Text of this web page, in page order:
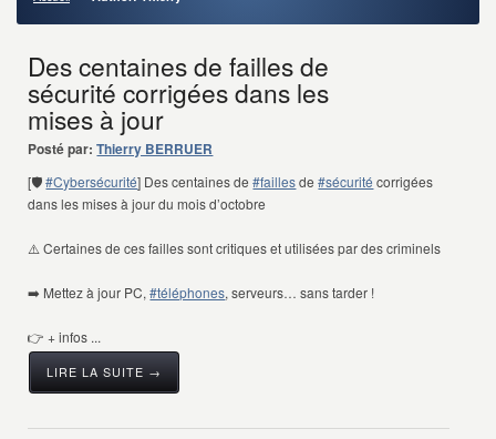
Des centaines de failles de
sécurité corrigées dans les
mises à jour
Posté par: Thierry BERRUER
[🛡️#Cybersécurité] Des centaines de#faillesde#sécurité corrigées
dans les mises à jour du mois d’octobre
⚠️ Certaines de ces failles sont critiques et utilisées par des criminels
➡️ Mettez à jour PC,#téléphones, serveurs… sans tarder !
👉 + infos ...
LIRE LA SUITE →